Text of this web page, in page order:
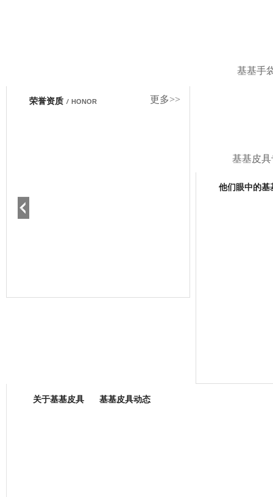
基基手
基基皮
更多>>
荣誉资质 / HONOR
他们眼中的基
关于基基皮具 基基皮具动态